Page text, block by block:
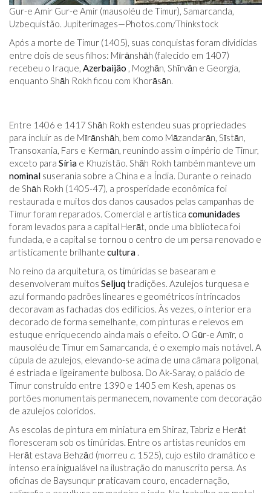
Gur-e Amir Gur-e Amir (mausoléu de Timur), Samarcanda,
Uzbequistão. Jupiterimages—Photos.com/Thinkstock
Após a morte de Timur (1405), suas conquistas foram divididas
entre dois de seus filhos: Mīrānshāh (falecido em 1407)
recebeu o Iraque, Azerbaijão , Moghān, Shīrvān e Georgia,
enquanto Shāh Rokh ficou com Khorāsān.
Entre 1406 e 1417 Shāh Rokh estendeu suas propriedades
para incluir as de Mīrānshāh, bem como Māzandarān, Sīstān,
Transoxania, Fars e Kermān, reunindo assim o império de Timur,
exceto para Síria e Khuzistão. Shāh Rokh também manteve um
nominal suserania sobre a China e a Índia. Durante o reinado
de Shāh Rokh (1405-47), a prosperidade econômica foi
restaurada e muitos dos danos causados ​​pelas campanhas de
Timur foram reparados. Comercial e artística comunidades
foram levados para a capital Herāt, onde uma biblioteca foi
fundada, e a capital se tornou o centro de um persa renovado e
artisticamente brilhante cultura .
No reino da arquitetura, os timúridas se basearam e
desenvolveram muitos Seljuq tradições. Azulejos turquesa e
azul formando padrões lineares e geométricos intrincados
decoravam as fachadas dos edifícios. Às vezes, o interior era
decorado de forma semelhante, com pinturas e relevos em
estuque enriquecendo ainda mais o efeito. O Gūr-e Amīr, o
mausoléu de Timur em Samarcanda, é o exemplo mais notável. A
cúpula de azulejos, elevando-se acima de uma câmara poligonal,
é estriada e ligeiramente bulbosa. Do Ak-Saray, o palácio de
Timur construído entre 1390 e 1405 em Kesh, apenas os
portões monumentais permanecem, novamente com decoração
de azulejos coloridos.
As escolas de pintura em miniatura em Shiraz, Tabriz e Herāt
floresceram sob os timúridas. Entre os artistas reunidos em
Herāt estava Behzād (morreu c. 1525), cujo estilo dramático e
intenso era inigualável na ilustração do manuscrito persa. As
oficinas de Baysunqur praticavam couro, encadernação,